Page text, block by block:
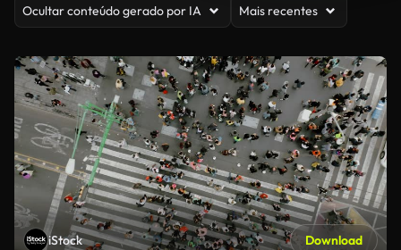
Ocultar conteúdo gerado por IA Mais recentes
iStock Download